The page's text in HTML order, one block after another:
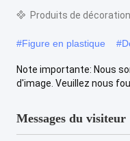
Produits de décoration
#Figure en plastique #
Note importante: Nous
d'image. Veuillez nous
Messages du visiteur